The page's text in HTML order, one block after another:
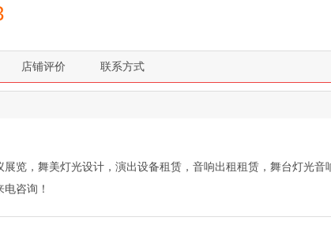
店铺评价 联系方式
览，舞美灯光设计，演出设备租赁，音响出租租赁，舞台灯光音
咨询！